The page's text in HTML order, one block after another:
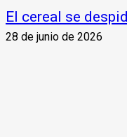
El cereal se
28 de junio de 2026